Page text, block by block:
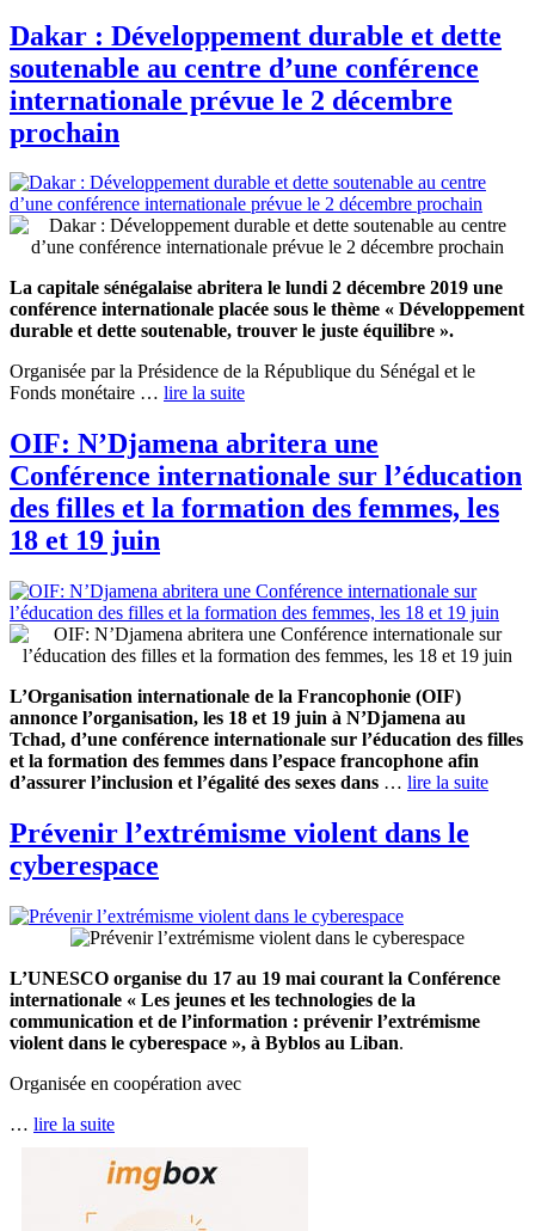
Dakar : Développement durable et dette
soutenable au centre d’une conférence
internationale prévue le 2 décembre
prochain
La capitale sénégalaise abritera le lundi 2 décembre 2019 une
conférence internationale placée sous le thème « Développement
durable et dette soutenable, trouver le juste équilibre ».
Organisée par la Présidence de la République du Sénégal et le
Fonds monétaire … lire la suite
OIF: N’Djamena abritera une
Conférence internationale sur l’éducation
des filles et la formation des femmes, les
18 et 19 juin
L’Organisation internationale de la Francophonie (OIF)
annonce l’organisation, les 18 et 19 juin à N’Djamena au
Tchad, d’une conférence internationale sur l’éducation des filles
et la formation des femmes dans l’espace francophone afin
d’assurer l’inclusion et l’égalité des sexes dans … lire la suite
Prévenir l’extrémisme violent dans le
cyberespace
L’UNESCO organise du 17 au 19 mai courant la Conférence
internationale « Les jeunes et les technologies de la
communication et de l’information : prévenir l’extrémisme
violent dans le cyberespace », à Byblos au Liban.
Organisée en coopération avec
… lire la suite